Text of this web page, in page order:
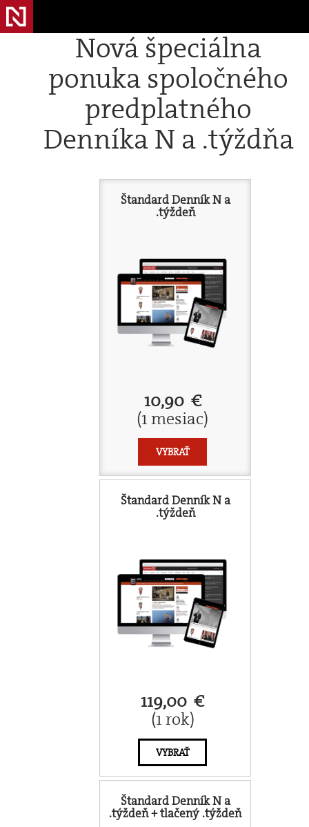
Nová špeciálna
ponuka spoločného
predplatného
Denníka N a .týždňa
Štandard Denník N a
.týždeň
10,90 €
(1 mesiac)
VYBRAŤ
Štandard Denník N a
.týždeň
119,00 €
(1 rok)
VYBRAŤ
Štandard Denník N a
.týždeň + tlačený .týždeň